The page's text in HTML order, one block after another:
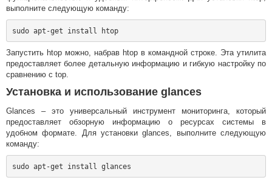
выполните следующую команду:
sudo apt-get install htop
Запустить htop можно, набрав htop в командной строке. Эта утилита
предоставляет более детальную информацию и гибкую настройку по
сравнению с top.
Установка и использование glances
Glances – это универсальный инструмент мониторинга, который
предоставляет обзорную информацию о ресурсах системы в
удобном формате. Для установки glances, выполните следующую
команду: